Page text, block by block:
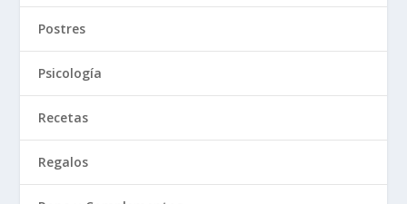
Postres
Psicología
Recetas
Regalos